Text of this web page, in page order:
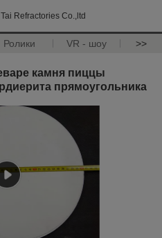
Refractories Co.,ltd
Ролики VR - шоу >>
камня пиццы
прямоугольника